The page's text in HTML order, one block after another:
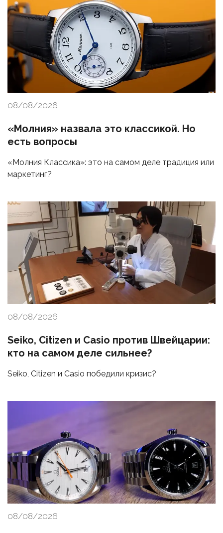
08/08/2026
«Молния» назвала это классикой. Но
есть вопросы
«Молния Классика»: это на самом деле традиция или
маркетинг?
08/08/2026
Seiko, Citizen и Casio против Швейцарии:
кто на самом деле сильнее?
Seiko, Citizen и Casio победили кризис?
08/08/2026